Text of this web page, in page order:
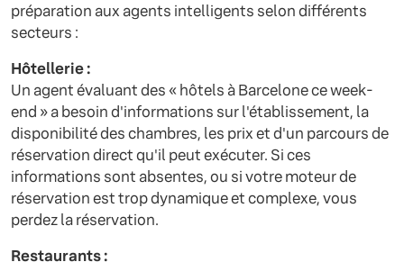
préparation aux agents intelligents selon différents
secteurs :
Hôtellerie :
Un agent évaluant des « hôtels à Barcelone ce week-
end » a besoin d'informations sur l'établissement, la
disponibilité des chambres, les prix et d'un parcours de
réservation direct qu'il peut exécuter. Si ces
informations sont absentes, ou si votre moteur de
réservation est trop dynamique et complexe, vous
perdez la réservation.
Restaurants :